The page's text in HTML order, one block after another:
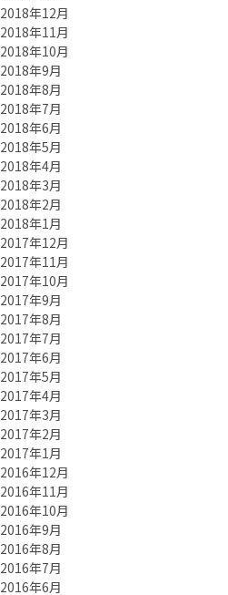
2018年12月
2018年11月
2018年10月
2018年9月
2018年8月
2018年7月
2018年6月
2018年5月
2018年4月
2018年3月
2018年2月
2018年1月
2017年12月
2017年11月
2017年10月
2017年9月
2017年8月
2017年7月
2017年6月
2017年5月
2017年4月
2017年3月
2017年2月
2017年1月
2016年12月
2016年11月
2016年10月
2016年9月
2016年8月
2016年7月
2016年6月